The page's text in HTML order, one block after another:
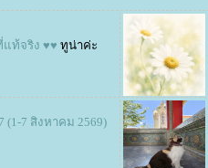
แท้จริง ♥♥ ทูน่าค่ะ
7 สิงหาคม 2569)